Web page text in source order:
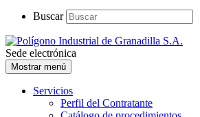
Buscar
Sede electrónica
Mostrar menú
Servicios
Perfil del Contratante